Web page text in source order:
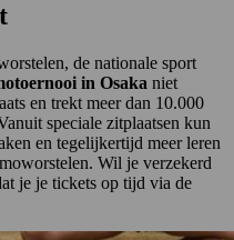
de nationale sport
in Osaka niet
en trekt meer dan 10.000
speciale zitplaatsen kun
en tegelijkertijd meer leren
Wil je verzekerd
je je tickets op tijd via de